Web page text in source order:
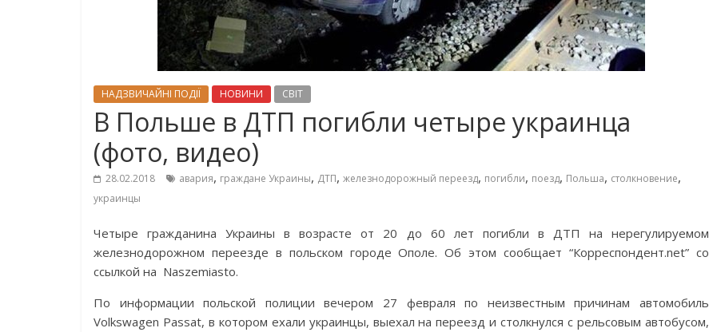
НАДЗВИЧАЙНІ ПОДІЇ НОВИНИ СВІТ
В Польше в ДТП погибли четыре украинца
(фото, видео)
28.02.2018 авария, граждане Украины, ДТП, железнодорожный переезд, погибли, поезд, Польша, столкновение,
украинцы
Четыре гражданина Украины в возрасте от 20 до 60 лет погибли в ДТП на нерегулируемом
железнодорожном переезде в польском городе Ополе. Об этом сообщает “Корреспондент.net” со
ссылкой на Naszemiasto.
По информации польской полиции вечером 27 февраля по неизвестным причинам автомобиль
Volkswagen Passat, в котором ехали украинцы, выехал на переезд и столкнулся с рельсовым автобусом,